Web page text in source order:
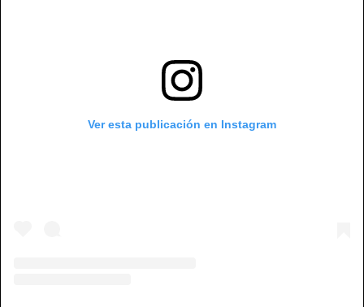
Ver esta publicación en Instagram